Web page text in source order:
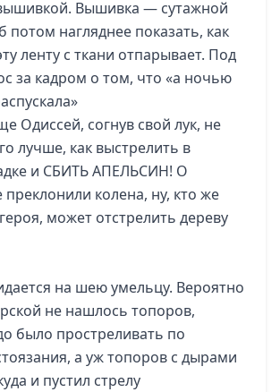
Вышивка — сутажной
потом нагляднее показать, как
ленту с ткани отпарывает. Под
за кадром о том, что «а ночью
Одиссей, согнув свой лук, не
лучше, как выстрелить в
и СБИТЬ АПЕЛЬСИН! О
преклонили колена, ну, кто же
может отстрелить дереву
на шею умельцу. Вероятно
не нашлось топоров,
было простреливать по
а уж топоров с дырами
и пустил стрелу